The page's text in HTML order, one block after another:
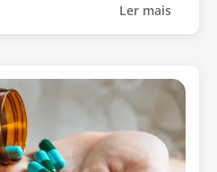
Ler mais